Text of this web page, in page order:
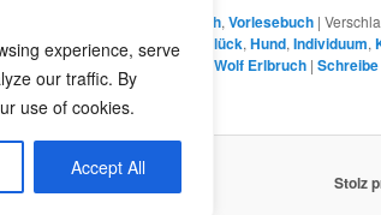
experience, serve
our traffic. By
use of cookies.
Accept All
unter Kinderbuch, Vorlesebuch |
,Gabriele Haefs Glück, Hund, Individuum,
Thomas Winding Wolf Erlbruch |
Stolz